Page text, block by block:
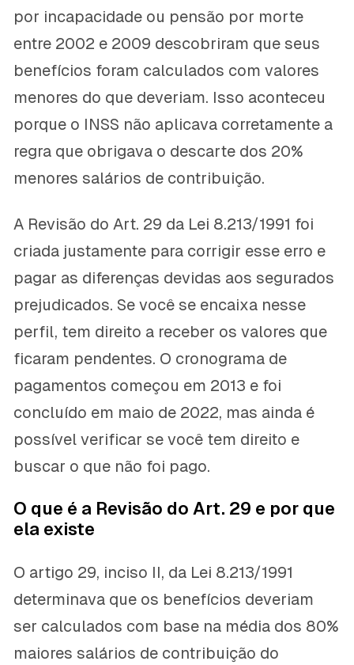
por incapacidade ou pensão por morte
entre 2002 e 2009 descobriram que seus
benefícios foram calculados com valores
menores do que deveriam. Isso aconteceu
porque o INSS não aplicava corretamente a
regra que obrigava o descarte dos 20%
menores salários de contribuição.
A Revisão do Art. 29 da Lei 8.213/1991 foi
criada justamente para corrigir esse erro e
pagar as diferenças devidas aos segurados
prejudicados. Se você se encaixa nesse
perfil, tem direito a receber os valores que
ficaram pendentes. O cronograma de
pagamentos começou em 2013 e foi
concluído em maio de 2022, mas ainda é
possível verificar se você tem direito e
buscar o que não foi pago.
O que é a Revisão do Art. 29 e por que
ela existe
O artigo 29, inciso II, da Lei 8.213/1991
determinava que os benefícios deveriam
ser calculados com base na média dos 80%
maiores salários de contribuição do